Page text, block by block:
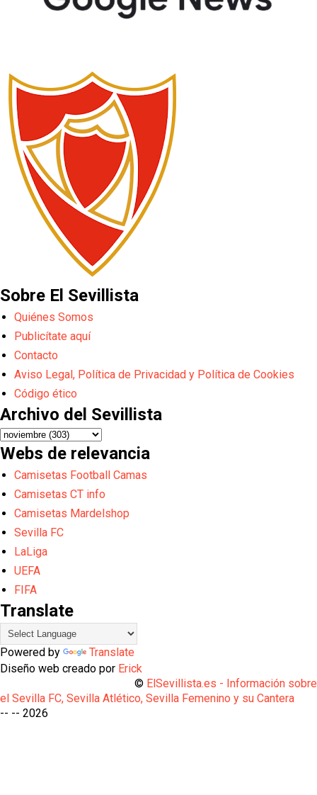
Sobre El Sevillista
Quiénes Somos
Publicítate aquí
Contacto
Aviso Legal, Política de Privacidad y Política de Cookies
Código ético
Archivo del Sevillista
Webs de relevancia
Camisetas Football Camas
Camisetas CT info
Camisetas Mardelshop
Sevilla FC
LaLiga
UEFA
FIFA
Translate
Powered by
Translate
Diseño web creado por Erick
© ElSevillista.es - Información sobre
el Sevilla FC, Sevilla Atlético, Sevilla Femenino y su Cantera
-- -- 2026